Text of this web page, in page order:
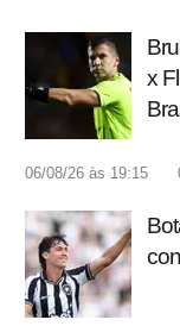
x
06/08/26 às 19:15